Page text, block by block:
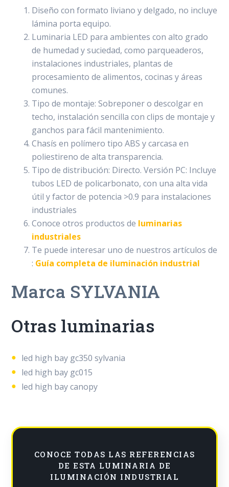
Diseño con formato liviano y delgado, no incluye
lámina porta equipo.
Luminaria LED para ambientes con alto grado
de humedad y suciedad, como parqueaderos,
instalaciones industriales, plantas de
procesamiento de alimentos, cocinas y áreas
comunes.
Tipo de montaje: Sobreponer o descolgar en
techo, instalación sencilla con clips de montaje y
ganchos para fácil mantenimiento.
Chasís en polímero tipo ABS y carcasa en
poliestireno de alta transparencia.
Tipo de distribución: Directo. Versión PC: Incluye
tubos LED de policarbonato, con una alta vida
útil y factor de potencia >0.9 para instalaciones
industriales
Conoce otros productos de luminarias
industriales
Te puede interesar uno de nuestros artículos de
: Guía completa de iluminación industrial
Marca SYLVANIA
Otras luminarias
led high bay gc350 sylvania
led high bay gc015
led high bay canopy
CONOCE TODAS LAS REFERENCIAS
DE ESTA LUMINARIA DE
ILUMINACIÓN INDUSTRIAL